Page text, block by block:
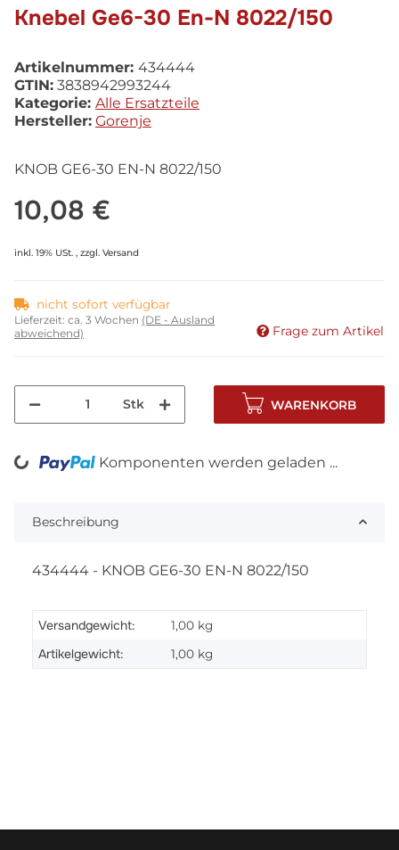
Knebel Ge6-30 En-N 8022/150
Artikelnummer: 434444
GTIN: 3838942993244
Kategorie: Alle Ersatzteile
Hersteller: Gorenje
KNOB GE6-30 EN-N 8022/150
10,08 €
inkl. 19% USt. , zzgl. Versand
nicht sofort verfügbar
Lieferzeit: ca. 3 Wochen (DE - Ausland
abweichend)
Frage zum Artikel
Stk WARENKORB
Loading... Komponenten werden geladen ...
Beschreibung
434444 - KNOB GE6-30 EN-N 8022/150
Versandgewicht: 1,00 kg
Artikelgewicht: 1,00 kg